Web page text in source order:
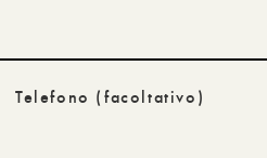
Telefono (facoltativo)